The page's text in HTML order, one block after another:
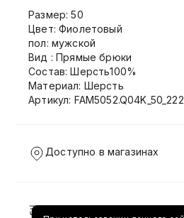
Размер: 50
Цвет: Фиолетовый
пол: мужской
Вид : Прямые брюки
Состав: Шерсть100%
Материал: Шерсть
Артикул: FAM5052.Q04K_50_222
Доступно в магазинах
Доставка и возврат